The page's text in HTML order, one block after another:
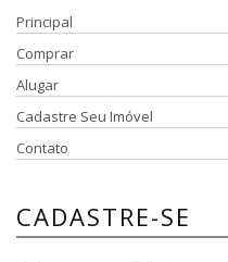
Principal
Comprar
Alugar
Cadastre Seu Imóvel
Contato
CADASTRE-SE